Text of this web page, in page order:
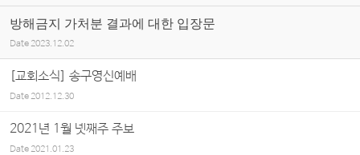
방해금지 가처분 결과에 대한 입장문
Date 2023.12.02
[교회소식] 송구영신예배
Date2012.12.30
2021년 1월 넷째주 주보
Date2021.01.23